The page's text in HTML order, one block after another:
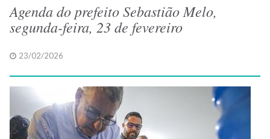
Agenda do prefeito Sebastião Melo,
segunda-feira, 23 de fevereiro
23/02/2026